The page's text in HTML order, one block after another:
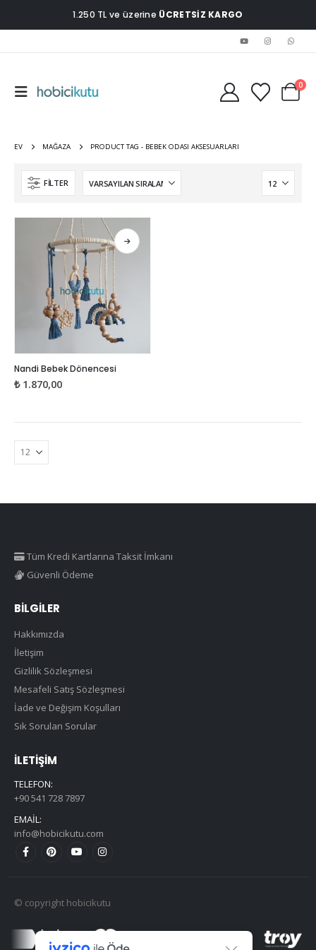
1.250 TL ve üzerine ÜCRETSİZ KARGO
0
EV MAĞAZA PRODUCT TAG - BEBEK ODASI AKSESUARLARI
FILTER
ürünün
birden
varyasyonu
var.
Seçenekler
seçilebilir
Nandi Bebek Dönencesi
₺1.870,00
Tüm Kredi Kartlarına Taksit İmkanı
Güvenli Ödeme
BILGILER
Hakkımızda
İletişim
Gizlilik Sözleşmesi
Mesafeli Satış Sözleşmesi
İade ve Değişim Koşulları
Sık Sorulan Sorular
İLETIŞIM
TELEFON:
+90 541 728 7897
EMAIL:
info@hobicikutu.com
© copyright hobicikutu